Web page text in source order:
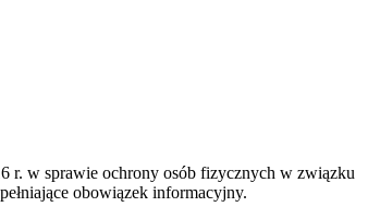
r. w sprawie ochrony osób fizycznych w związku
obowiązek informacyjny.